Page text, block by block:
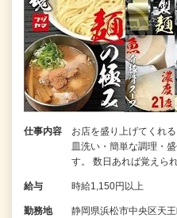
仕事内容
お店を盛り上げてくれ
皿洗い・簡単な調理・
す。 数日あれば覚えら
給与 時給1,150円以上
勤務地 静岡県浜松市中央区天